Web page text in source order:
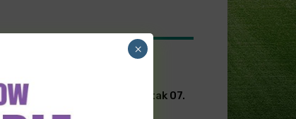
ARTICLES
[PREMIUM] Latino kutak 07.
×